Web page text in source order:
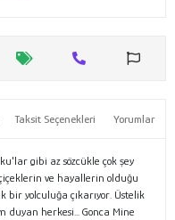
Taksit Seçenekleri Yorumlar
gibi az sözcükle çok şey
ve hayallerin olduğu
yolculuğa çıkarıyor. Üstelik
duyan herkesi... Gonca Mine